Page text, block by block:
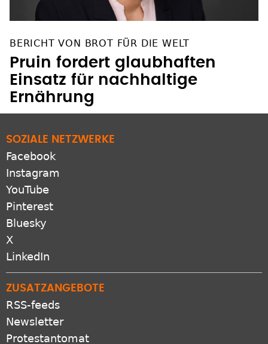
BERICHT VON BROT FÜR DIE WELT
Pruin fordert glaubhaften
Einsatz für nachhaltige
Ernährung
SOZIALE NETZWERKE
Facebook
Instagram
YouTube
Pinterest
Bluesky
X
LinkedIn
ZUSATZANGEBOTE
RSS-feeds
Newsletter
Protestantomat